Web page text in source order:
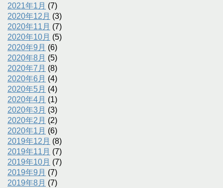
2021年1月 (7)
2020年12月 (3)
2020年11月 (7)
2020年10月 (5)
2020年9月 (6)
2020年8月 (5)
2020年7月 (8)
2020年6月 (4)
2020年5月 (4)
2020年4月 (1)
2020年3月 (3)
2020年2月 (2)
2020年1月 (6)
2019年12月 (8)
2019年11月 (7)
2019年10月 (7)
2019年9月 (7)
2019年8月 (7)